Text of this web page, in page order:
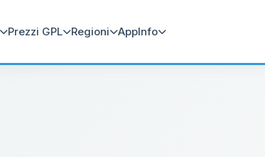
Prezzi GPL Regioni AppInfo